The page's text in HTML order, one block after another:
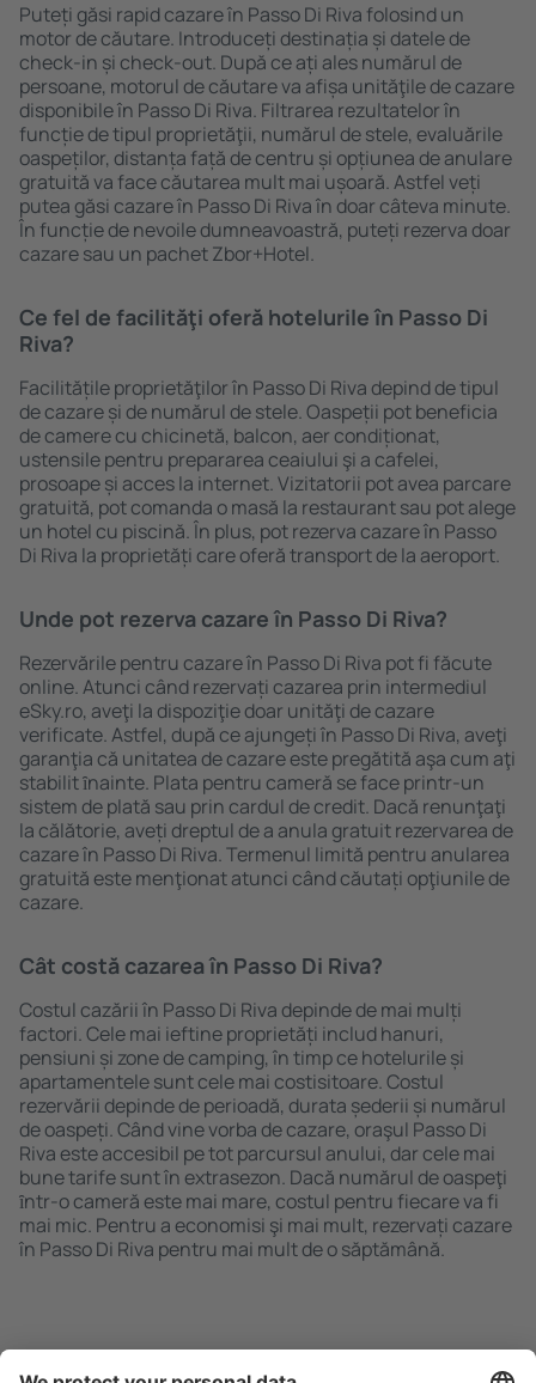
Puteți găsi rapid cazare în Passo Di Riva folosind un
motor de căutare. Introduceți destinația și datele de
check-in și check-out. După ce ați ales numărul de
persoane, motorul de căutare va afișa unităţile de cazare
disponibile în Passo Di Riva. Filtrarea rezultatelor în
funcție de tipul proprietăţii, numărul de stele, evaluările
oaspeților, distanța față de centru și opțiunea de anulare
gratuită va face căutarea mult mai ușoară. Astfel veți
putea găsi cazare în Passo Di Riva în doar câteva minute.
În funcție de nevoile dumneavoastră, puteți rezerva doar
cazare sau un pachet Zbor+Hotel.
Ce fel de facilităţi oferă hotelurile în Passo Di
Riva?
Facilitățile proprietăţilor în Passo Di Riva depind de tipul
de cazare și de numărul de stele. Oaspeții pot beneficia
de camere cu chicinetă, balcon, aer condiționat,
ustensile pentru prepararea ceaiului şi a cafelei,
prosoape și acces la internet. Vizitatorii pot avea parcare
gratuită, pot comanda o masă la restaurant sau pot alege
un hotel cu piscină. În plus, pot rezerva cazare în Passo
Di Riva la proprietăți care oferă transport de la aeroport.
Unde pot rezerva cazare în Passo Di Riva?
Rezervările pentru cazare în Passo Di Riva pot fi făcute
online. Atunci când rezervați cazarea prin intermediul
eSky.ro, aveţi la dispoziţie doar unităţi de cazare
verificate. Astfel, după ce ajungeți în Passo Di Riva, aveţi
garanţia că unitatea de cazare este pregătită aşa cum aţi
stabilit ȋnainte. Plata pentru cameră se face printr-un
sistem de plată sau prin cardul de credit. Dacă renunţaţi
la călătorie, aveți dreptul de a anula gratuit rezervarea de
cazare în Passo Di Riva. Termenul limită pentru anularea
gratuită este menţionat atunci când căutați opţiunile de
cazare.
Cât costă cazarea în Passo Di Riva?
Costul cazării în Passo Di Riva depinde de mai mulți
factori. Cele mai ieftine proprietăți includ hanuri,
pensiuni și zone de camping, în timp ce hotelurile și
apartamentele sunt cele mai costisitoare. Costul
rezervării depinde de perioadă, durata șederii și numărul
de oaspeți. Când vine vorba de cazare, oraşul Passo Di
Riva este accesibil pe tot parcursul anului, dar cele mai
bune tarife sunt în extrasezon. Dacă numărul de oaspeţi
ȋntr-o cameră este mai mare, costul pentru fiecare va fi
mai mic. Pentru a economisi şi mai mult, rezervați cazare
în Passo Di Riva pentru mai mult de o săptămână.
Caută rapid şi uşor